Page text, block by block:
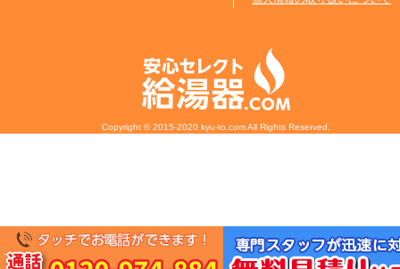
Copyright © 2015-2020 kyu-to.com All Rights Reserved.